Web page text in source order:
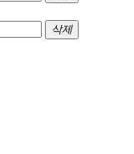
삭제